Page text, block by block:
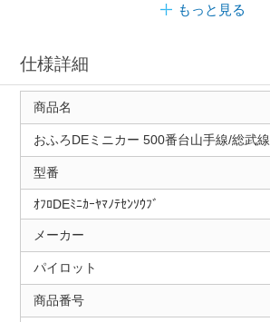
もっと見る
仕様詳細
商品名
おふろDEミニカー 500番台山手線/総武線
型番
ｵﾌﾛDEﾐﾆｶｰﾔﾏﾉﾃｾﾝｿｳﾌﾞ
メーカー
パイロット
商品番号